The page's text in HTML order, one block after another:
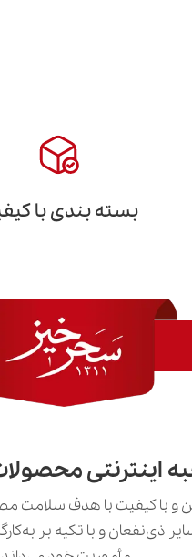
بسته بندی با
اینترنتی
و با کیفیت با هدف سلامت
ذی‌نفعان و با تکیه بر